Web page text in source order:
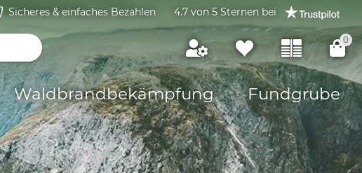
Sicheres & einfaches Bezahlen 4.7 von 5 Sternen bei
0
Waldbrandbekämpfung Fundgrube